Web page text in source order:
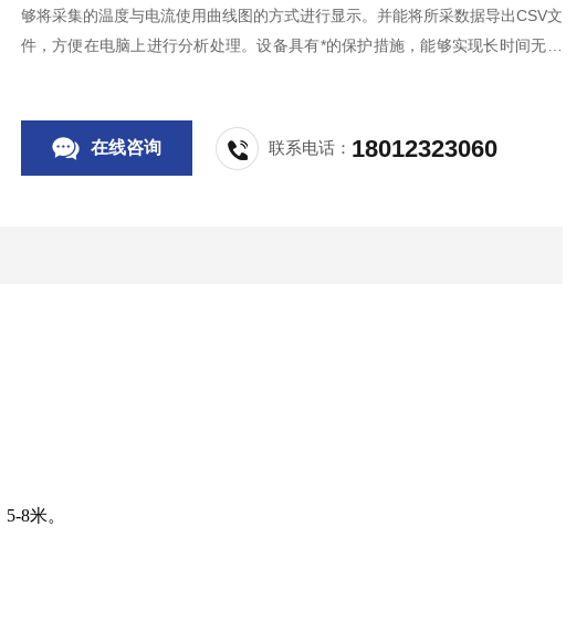
够将采集的温度与电流使用曲线图的方式进行显示。并能将所采数据导出CSV文
件，方便在电脑上进行分析处理。设备具有*的保护措施，能够实现长时间无人
在线咨询 联系电话： 18012323060
5-8米。